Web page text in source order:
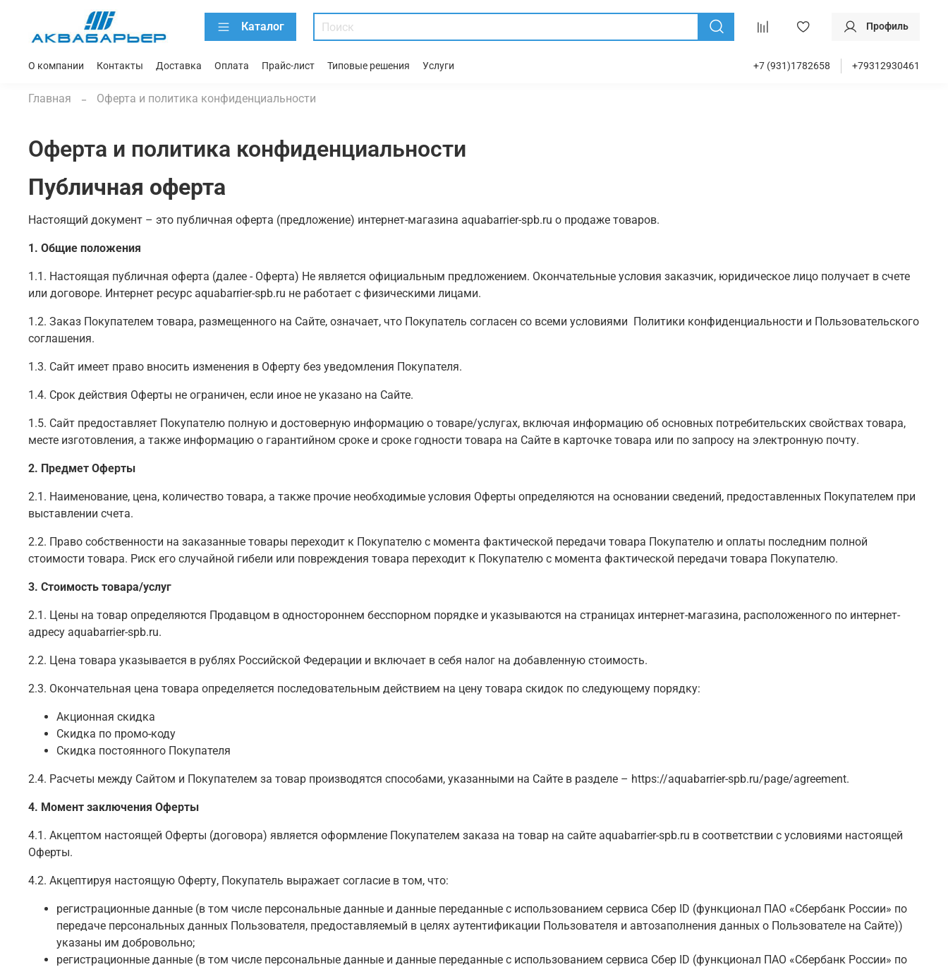
Каталог Профиль
О компании Контакты Доставка Оплата Прайс-лист Типовые решения Услуги +7 (931)1782658 +79312930461
Главная Оферта и политика конфиденциальности
Оферта и политика конфиденциальности
Публичная оферта
Настоящий документ – это публичная оферта (предложение) интернет-магазина aquabarrier-spb.ru о продаже товаров.
1. Общие положения
1.1. Настоящая публичная оферта (далее - Оферта) Не является официальным предложением. Окончательные условия заказчик, юридическое лицо получает в счете
или договоре. Интернет ресурс aquabarrier-spb.ru не работает с физическими лицами.
1.2. Заказ Покупателем товара, размещенного на Сайте, означает, что Покупатель согласен со всеми условиями Политики конфиденциальности и Пользовательского
соглашения.
1.3. Сайт имеет право вносить изменения в Оферту без уведомления Покупателя.
1.4. Срок действия Оферты не ограничен, если иное не указано на Сайте.
1.5. Сайт предоставляет Покупателю полную и достоверную информацию о товаре/услугах, включая информацию об основных потребительских свойствах товара,
месте изготовления, а также информацию о гарантийном сроке и сроке годности товара на Сайте в карточке товара или по запросу на электронную почту.
2. Предмет Оферты
2.1. Наименование, цена, количество товара, а также прочие необходимые условия Оферты определяются на основании сведений, предоставленных Покупателем при
выставлении счета.
2.2. Право собственности на заказанные товары переходит к Покупателю с момента фактической передачи товара Покупателю и оплаты последним полной
стоимости товара. Риск его случайной гибели или повреждения товара переходит к Покупателю с момента фактической передачи товара Покупателю.
3. Стоимость товара/услуг
2.1. Цены на товар определяются Продавцом в одностороннем бесспорном порядке и указываются на страницах интернет-магазина, расположенного по интернет-
адресу aquabarrier-spb.ru.
2.2. Цена товара указывается в рублях Российской Федерации и включает в себя налог на добавленную стоимость.
2.3. Окончательная цена товара определяется последовательным действием на цену товара скидок по следующему порядку:
Акционная скидка
Скидка по промо-коду
Скидка постоянного Покупателя
2.4. Расчеты между Сайтом и Покупателем за товар производятся способами, указанными на Сайте в разделе – https://aquabarrier-spb.ru/page/agreement.
4. Момент заключения Оферты
4.1. Акцептом настоящей Оферты (договора) является оформление Покупателем заказа на товар на сайте aquabarrier-spb.ru в соответствии с условиями настоящей
Оферты.
4.2. Акцептируя настоящую Оферту, Покупатель выражает согласие в том, что:
регистрационные данные (в том числе персональные данные и данные переданные с использованием сервиса Сбер ID (функционал ПАО «Сбербанк России» по
передаче персональных данных Пользователя, предоставляемый в целях аутентификации Пользователя и автозаполнения данных о Пользователе на Сайте))
указаны им добровольно;
регистрационные данные (в том числе персональные данные и данные переданные с использованием сервиса Сбер ID (функционал ПАО «Сбербанк России» по